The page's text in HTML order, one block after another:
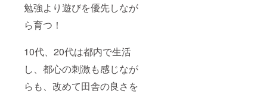
勉強より遊びを優先しなが
ら育つ！
10代、20代は都内で生活
し、都心の刺激も感じなが
らも、改めて田舎の良さを